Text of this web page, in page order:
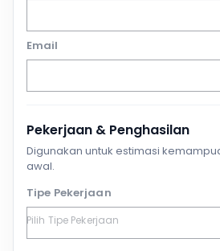
Email
Pekerjaan & Penghasilan
Digunakan untuk estimasi
awal.
Tipe Pekerjaan